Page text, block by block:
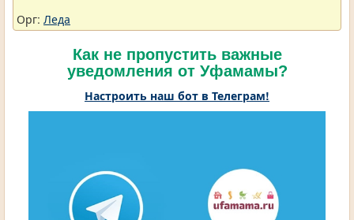
Орг: Леда
Как не пропустить важные
уведомления от Уфамамы?
Настроить наш бот в Телеграм!